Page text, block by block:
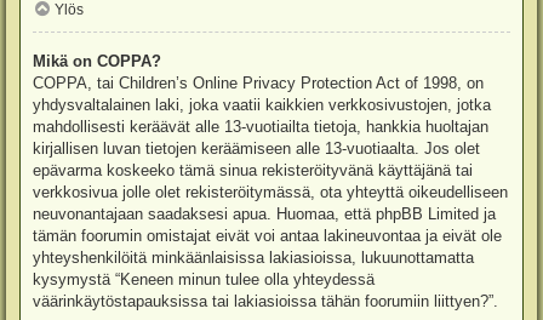
Ylös
Mikä on COPPA?
COPPA, tai Children’s Online Privacy Protection Act of 1998, on
yhdysvaltalainen laki, joka vaatii kaikkien verkkosivustojen, jotka
mahdollisesti keräävät alle 13-vuotiailta tietoja, hankkia huoltajan
kirjallisen luvan tietojen keräämiseen alle 13-vuotiaalta. Jos olet
epävarma koskeeko tämä sinua rekisteröityvänä käyttäjänä tai
verkkosivua jolle olet rekisteröitymässä, ota yhteyttä oikeudelliseen
neuvonantajaan saadaksesi apua. Huomaa, että phpBB Limited ja
tämän foorumin omistajat eivät voi antaa lakineuvontaa ja eivät ole
yhteyshenkilöitä minkäänlaisissa lakiasioissa, lukuunottamatta
kysymystä “Keneen minun tulee olla yhteydessä
väärinkäytöstapauksissa tai lakiasioissa tähän foorumiin liittyen?”.